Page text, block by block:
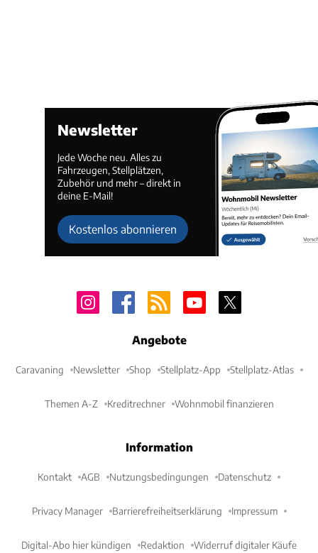
Newsletter
Jede Woche neu. Alles zu
Fahrzeugen, Stellplätzen,
Zubehör und mehr – direkt in
deine E-Mail!
Kostenlos abonnieren
Angebote
Caravaning Newsletter Shop Stellplatz-App Stellplatz-Atlas
Themen A-Z Kreditrechner Wohnmobil finanzieren
Information
Kontakt AGB Nutzungsbedingungen Datenschutz
Privacy Manager Barrierefreiheitserklärung Impressum
Digital-Abo hier kündigen Redaktion Widerruf digitaler Käufe